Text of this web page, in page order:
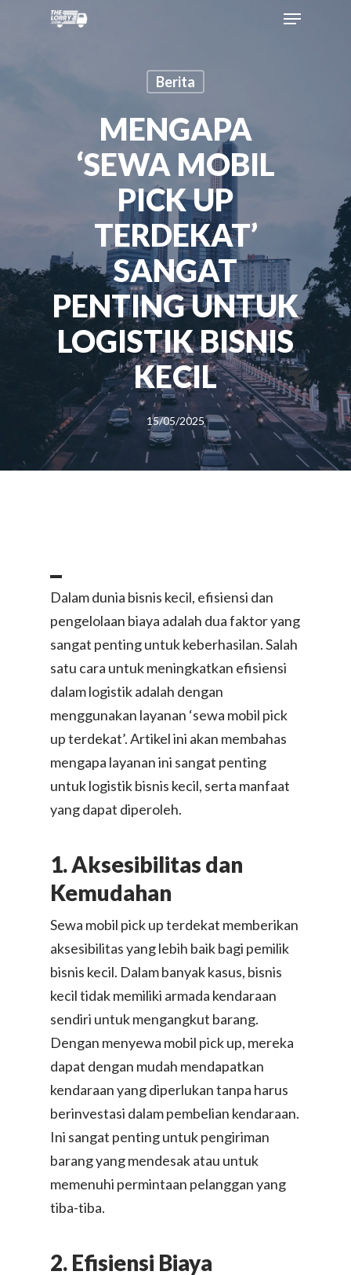
Berita
MENGAPA
‘SEWA MOBIL
PICK UP
TERDEKAT’
SANGAT
PENTING UNTUK
LOGISTIK BISNIS
KECIL
15/05/2025
Dalam dunia bisnis kecil, efisiensi dan
pengelolaan biaya adalah dua faktor yang
sangat penting untuk keberhasilan. Salah
satu cara untuk meningkatkan efisiensi
dalam logistik adalah dengan
menggunakan layanan ‘sewa mobil pick
up terdekat’. Artikel ini akan membahas
mengapa layanan ini sangat penting
untuk logistik bisnis kecil, serta manfaat
yang dapat diperoleh.
1. Aksesibilitas dan
Kemudahan
Sewa mobil pick up terdekat memberikan
aksesibilitas yang lebih baik bagi pemilik
bisnis kecil. Dalam banyak kasus, bisnis
kecil tidak memiliki armada kendaraan
sendiri untuk mengangkut barang.
Dengan menyewa mobil pick up, mereka
dapat dengan mudah mendapatkan
kendaraan yang diperlukan tanpa harus
berinvestasi dalam pembelian kendaraan.
Ini sangat penting untuk pengiriman
barang yang mendesak atau untuk
memenuhi permintaan pelanggan yang
tiba-tiba.
2. Efisiensi Biaya